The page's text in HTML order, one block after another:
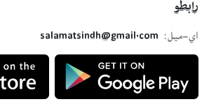
رابطو
اي-ميل:
salamatsindh@gmail.com